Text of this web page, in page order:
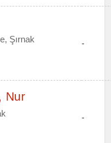
Şırnak -
Nur
-